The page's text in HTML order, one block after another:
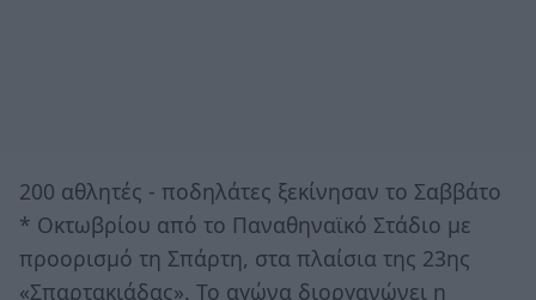
200 αθλητές - ποδηλάτες ξεκίνησαν το Σαββάτο
* Οκτωβρίου από το Παναθηναϊκό Στάδιο με
προορισμό τη Σπάρτη, στα πλαίσια της 23ης
«Σπαρτακιάδας». Το αγώνα διοργανώνει η